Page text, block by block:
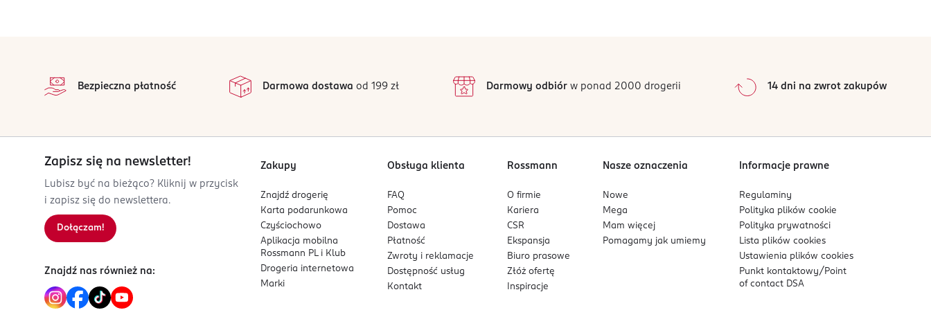
2
1
0%
Sortowanie wgdata: od najnowszej
Bezpieczna płatność Darmowa dostawa od 199 zł Darmowy odbiórw ponad 2000 drogerii 14 dni na zwrot zakupów
Zapisz się na newsletter!
Lubisz być na bieżąco? Kliknij w przycisk
i zapisz się do newslettera.
Dołączam!
Znajdź nas również na:
Zakupy
Znajdź drogerię
Karta podarunkowa
Czyściochowo
Aplikacja mobilna
Rossmann PL i Klub
Drogeria internetowa
Marki
Obsługa klienta
FAQ
Pomoc
Dostawa
Płatność
Zwroty i reklamacje
Dostępność usług
Kontakt
Rossmann
O firmie
Kariera
CSR
Ekspansja
Biuro prasowe
Złóż ofertę
Inspiracje
Nasze oznaczenia
Nowe
Mega
Mam więcej
Pomagamy jak umiemy
Informacje prawne
Regulaminy
Polityka plikówcookie
Polityka prywatności
Lista plikówcookies
Ustawienia plikówcookies
Punkt kontaktowy/ Point
of contact DSA